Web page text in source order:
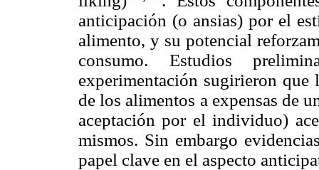
anticipación (o ansias) por el
alimento, y su potencial
consumo. Estudios
experimentación sugirieron que
de los alimentos a expensas de
aceptación por el individuo)
mismos. Sin embargo
papel clave en el aspecto